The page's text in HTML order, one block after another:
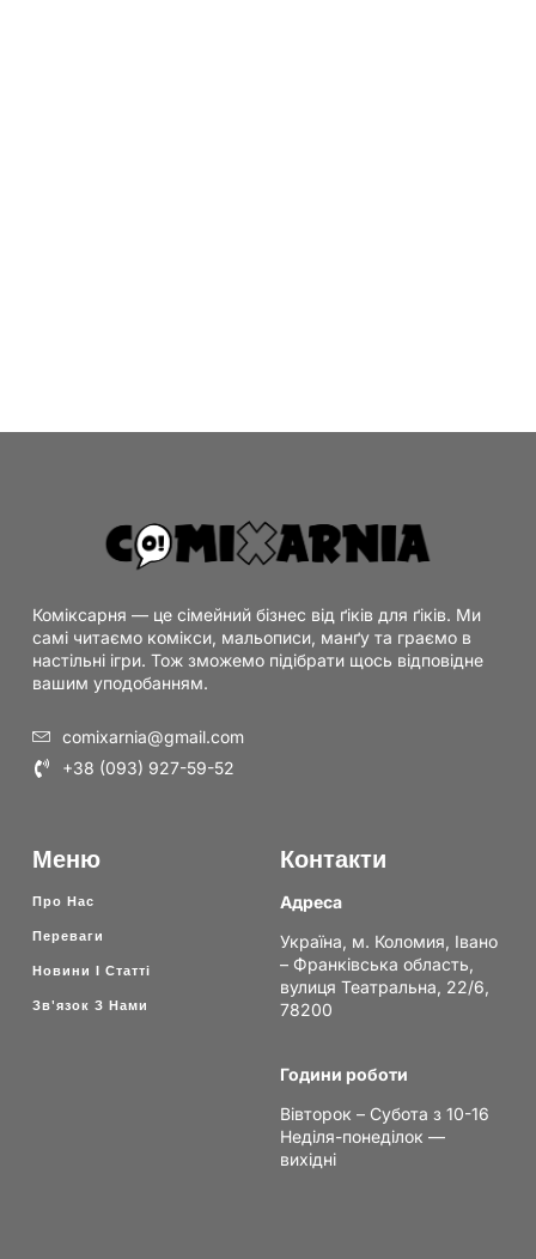
Коміксарня — це сімейний бізнес від ґіків для ґіків. Ми
самі читаємо комікси, мальописи, манґу та граємо в
настільні ігри. Тож зможемо підібрати щось відповідне
вашим уподобанням.
comixarnia@gmail.com
+38 (093) 927-59-52
Меню
Про Нас
Переваги
Новини І Статті
Зв'язок З Нами
Контакти
Адреса
Україна, м. Коломия, Івано
– Франківська область,
вулиця Театральна, 22/6,
78200
Години роботи
Вівторок – Субота з 10-16
Неділя-понеділок —
вихідні